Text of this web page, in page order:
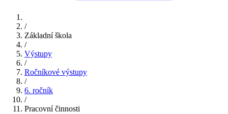
/
Základní škola
/
Výstupy
/
Ročníkové výstupy
/
6. ročník
/
Pracovní činnosti